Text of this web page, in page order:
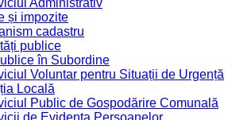
și impozite
cadastru
publice
în Subordine
Voluntar pentru Situații de Urgență
Locală
Public de Gospodărire Comunală
de Evidența Persoanelor